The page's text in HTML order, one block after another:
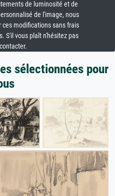
de luminosité et de
de l'image, nous
modifications sans frais
S'il vous plaît n'hésitez pas
sélectionnées pour